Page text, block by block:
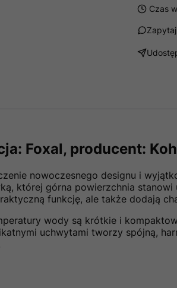
Czas
Foxal, producent:
nowoczesnego designu i
której górna powierzchnia
funkcję, ale także dodają
wody są krótkie i
uchwytami tworzy spójną,